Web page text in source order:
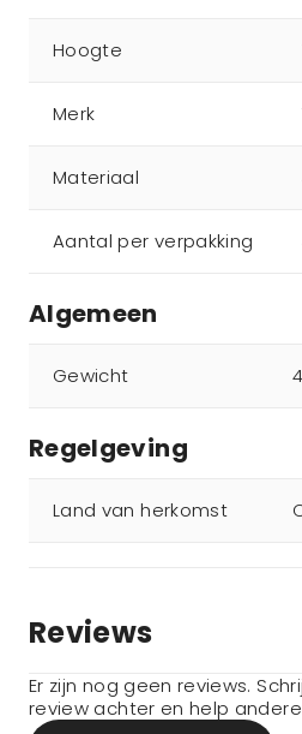
Hoogte
Merk
Materiaal
Aantal per verpakking
Algemeen
Gewicht
Regelgeving
Land van herkomst
Reviews
Er zijn nog geen reviews.
review achter en help